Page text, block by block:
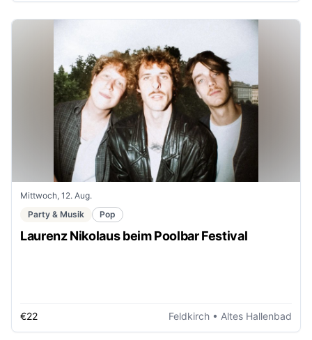
Mittwoch, 12. Aug.
Party & Musik
Pop
Laurenz Nikolaus beim Poolbar Festival
€22 Feldkirch • Altes Hallenbad